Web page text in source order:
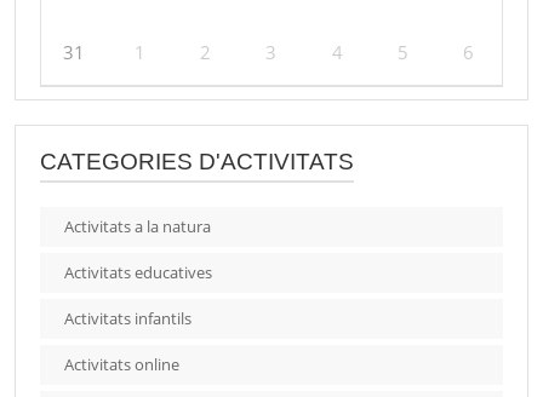
31 1 2 3 4 5 6
CATEGORIES D'ACTIVITATS
Activitats a la natura
Activitats educatives
Activitats infantils
Activitats online